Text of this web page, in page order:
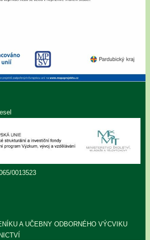
0013523
A UČEBNY ODBORNÉHO VÝCVIKU